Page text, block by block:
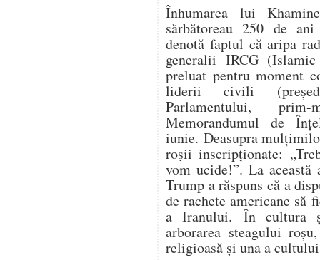
Înhumarea lui
sărbătoreau 250 de
denotă faptul că aripa
generalii IRCG
preluat pentru moment
liderii civili
Parlamentului,
Memorandumul de
iunie. Deasupra
roșii inscripționate:
vom ucide!”. La această
Trump a răspuns că a
de rachete americane să
a Iranului. În cultura
arborarea steagului
religioasă și una a